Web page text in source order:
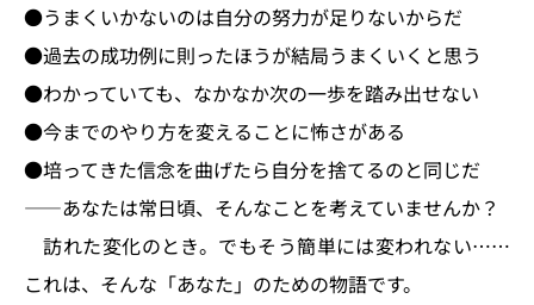
●うまくいかないのは自分の努力が足りないからだ
●過去の成功例に則ったほうが結局うまくいくと思う
●わかっていても、なかなか次の一歩を踏み出せない
●今までのやり方を変えることに怖さがある
●培ってきた信念を曲げたら自分を捨てるのと同じだ
――あなたは常日頃、そんなことを考えていませんか？
訪れた変化のとき。でもそう簡単には変われない……
これは、そんな「あなた」のための物語です。